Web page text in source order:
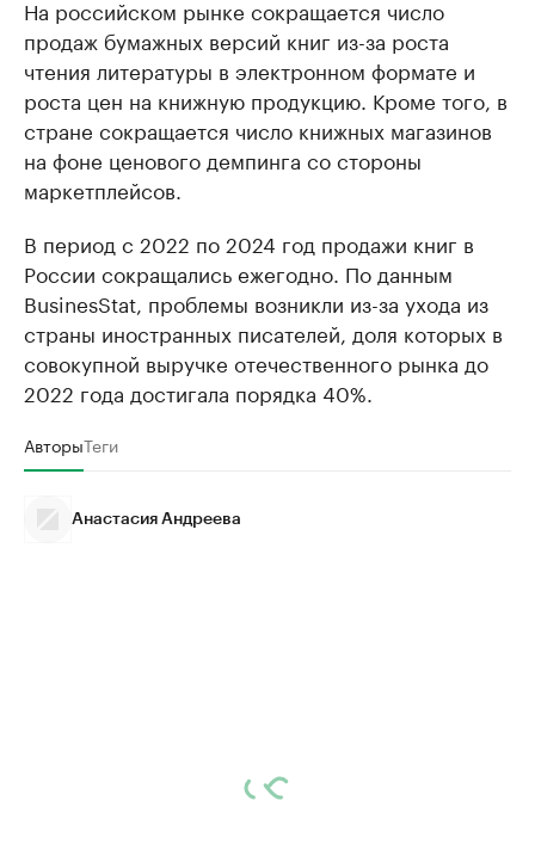
На российском рынке сокращается число
продаж бумажных версий книг из-за роста
чтения литературы в электронном формате и
роста цен на книжную продукцию. Кроме того, в
стране сокращается число книжных магазинов
на фоне ценового демпинга со стороны
маркетплейсов.
В период с 2022 по 2024 год продажи книг в
России сокращались ежегодно. По данным
BusinesStat, проблемы возникли из-за ухода из
страны иностранных писателей, доля которых в
совокупной выручке отечественного рынка до
2022 года достигала порядка 40%.
АвторыТеги
Анастасия Андреева